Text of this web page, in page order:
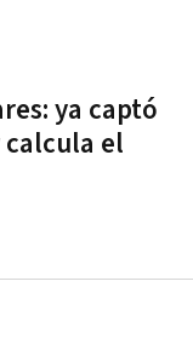
ya captó
calcula el